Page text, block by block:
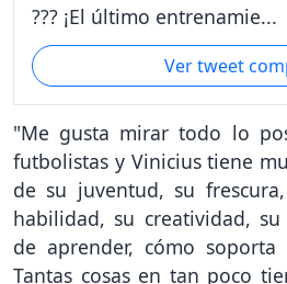
??? ¡El último entrenamie...
Ver tweet
"Me gusta mirar todo lo
futbolistas y Vinicius tiene
de su juventud, su
habilidad, su creatividad,
de aprender, cómo
Tantas cosas en tan poco